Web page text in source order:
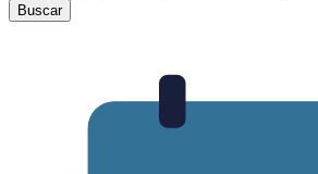
Buscar